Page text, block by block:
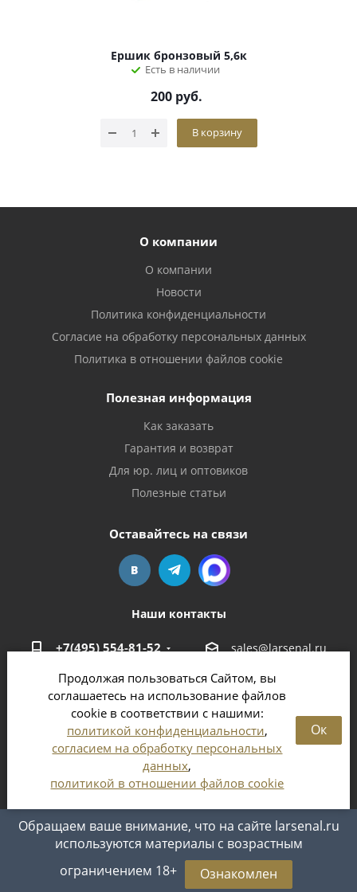
Продолжая пользоваться Сайтом, вы
соглашаетесь на использование файлов
cookie в соответствии с нашими:
политикой конфиденциальности,
согласием на обработку персональных
данных,
политикой в отношении файлов cookie
Ок
Обращаем ваше внимание, что на сайте larsenal.ru
используются материалы с возрастным
ограничением 18+
Ознакомлен
Ершик бронзовый 5,6к
Есть в наличии
200руб.
В корзину
О компании
О компании
Новости
Политика конфиденциальности
Согласие на обработку персональных данных
Политика в отношении файлов cookie
Полезная информация
Как заказать
Гарантия и возврат
Для юр. лиц и оптовиков
Полезные статьи
Оставайтесь на связи
Наши контакты
+7(495) 554-81-52 sales@larsenal.ru
Московская область,
г. Люберцы,
ул. Хлебозаводская, 8 Б